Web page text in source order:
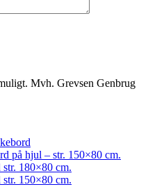
Mvh. Grevsen Genbrug
på hjul – str. 150×80 cm.
180×80 cm.
150×80 cm.